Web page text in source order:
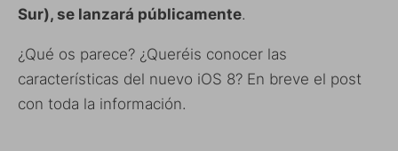
Sur), se lanzará públicamente.
¿Qué os parece? ¿Queréis conocer las
características del nuevo iOS 8? En breve el post
con toda la información.